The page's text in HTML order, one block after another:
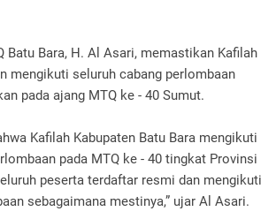
Batu Bara, H. Al Asari, memastikan Kafilah
mengikuti seluruh cabang perlombaan
pada ajang MTQ ke - 40 Sumut.
Kafilah Kabupaten Batu Bara mengikuti
pada MTQ ke - 40 tingkat Provinsi
peserta terdaftar resmi dan mengikuti
sebagaimana mestinya,” ujar Al Asari.